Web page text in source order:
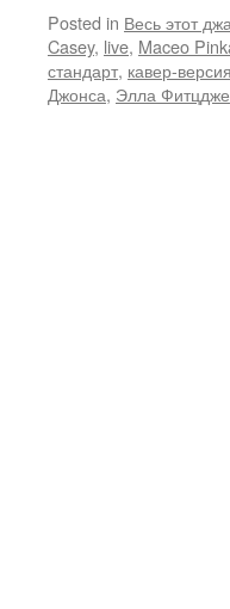
Posted in Весь этот
Casey, live, Maceo
стандарт, кавер-версия
Джонса, Элла